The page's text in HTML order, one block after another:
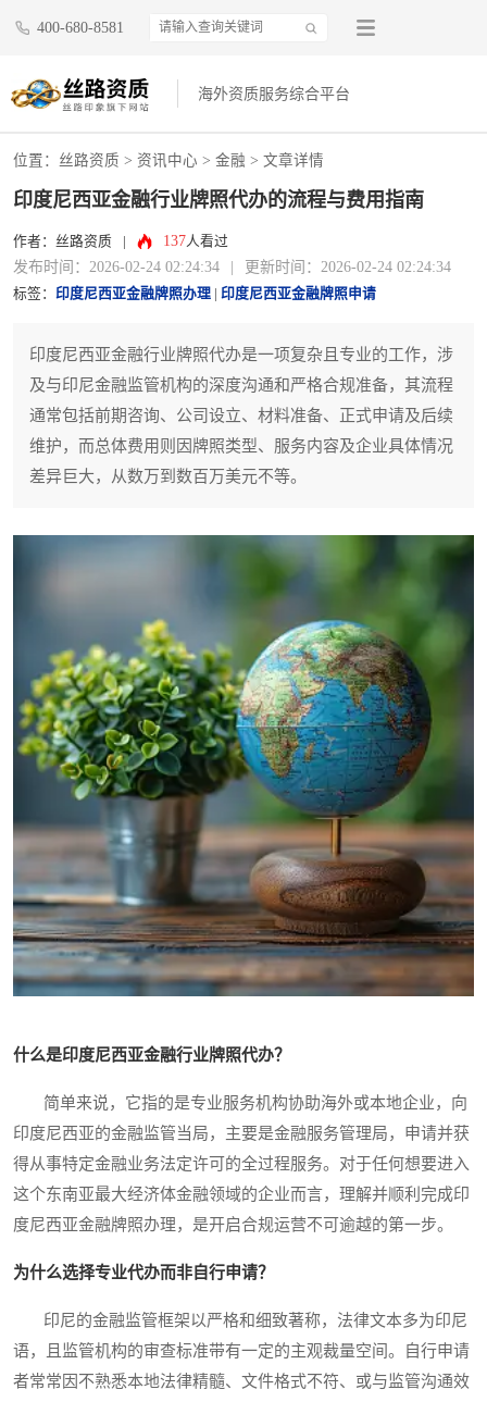
400-680-8581
海外资质服务综合平台
位置： 丝路资质 > 资讯中心 > 金融 > 文章详情
印度尼西亚金融行业牌照代办的流程与费用指南
作者：丝路资质 137人看过
发布时间：2026-02-24 02:24:34 更新时间：2026-02-24 02:24:34
标签： 印度尼西亚金融牌照办理 印度尼西亚金融牌照申请
印度尼西亚金融行业牌照代办是一项复杂且专业的工作，涉
及与印尼金融监管机构的深度沟通和严格合规准备，其流程
通常包括前期咨询、公司设立、材料准备、正式申请及后续
维护，而总体费用则因牌照类型、服务内容及企业具体情况
差异巨大，从数万到数百万美元不等。
什么是印度尼西亚金融行业牌照代办？
简单来说，它指的是专业服务机构协助海外或本地企业，向
印度尼西亚的金融监管当局，主要是金融服务管理局，申请并获
得从事特定金融业务法定许可的全过程服务。对于任何想要进入
这个东南亚最大经济体金融领域的企业而言，理解并顺利完成印
度尼西亚金融牌照办理，是开启合规运营不可逾越的第一步。
为什么选择专业代办而非自行申请？
印尼的金融监管框架以严格和细致著称，法律文本多为印尼
语，且监管机构的审查标准带有一定的主观裁量空间。自行申请
者常常因不熟悉本地法律精髓、文件格式不符、或与监管沟通效